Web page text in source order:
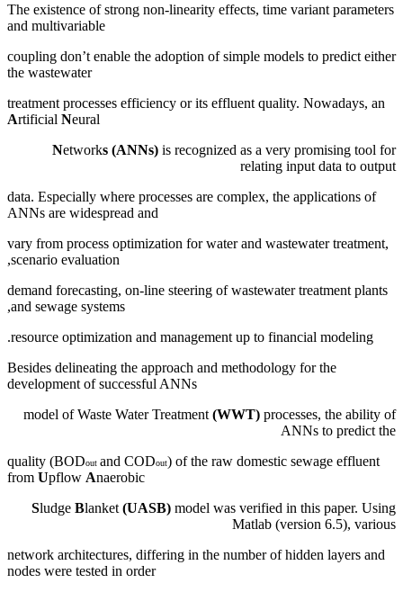
The existence of strong non-linearity effects, time variant parameters
and multivariable
coupling don’t enable the adoption of simple models to predict either
the wastewater
treatment processes efficiency or its effluent quality. Nowadays, an
Artificial Neural
Networks (ANNs) is recognized as a very promising tool for
relating input data to output
data. Especially where processes are complex, the applications of
ANNs are widespread and
vary from process optimization for water and wastewater treatment,
scenario evaluation,
demand forecasting, on-line steering of wastewater treatment plants
and sewage systems,
resource optimization and management up to financial modeling.
Besides delineating the approach and methodology for the
development of successful ANNs
model of Waste Water Treatment (WWT) processes, the ability of
ANNs to predict the
quality (BODout and CODout) of the raw domestic sewage effluent
from Upflow Anaerobic
Sludge Blanket (UASB) model was verified in this paper. Using
Matlab (version 6.5), various
network architectures, differing in the number of hidden layers and
nodes were tested in order